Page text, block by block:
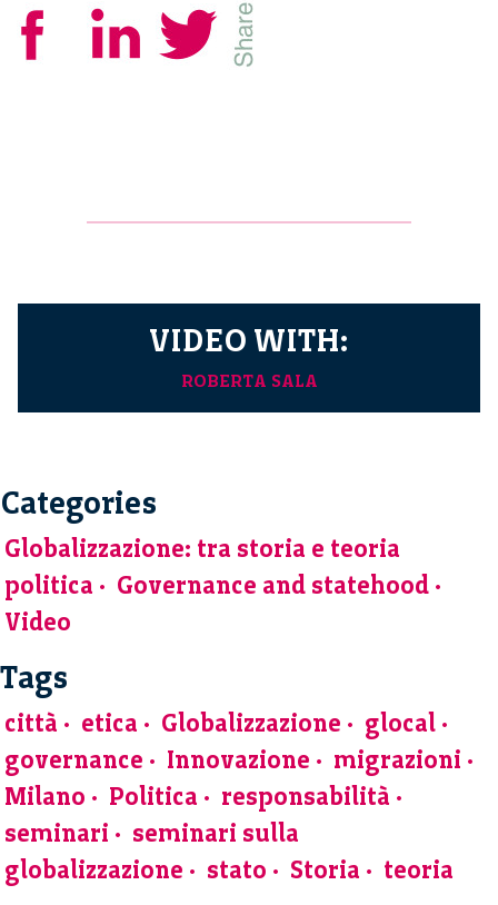
VIDEO WITH:
ROBERTA SALA
Categories
Globalizzazione: tra storia e teoria
politica
Governance and statehood
Video
Tags
città etica Globalizzazione
glocal
governance
Innovazione
migrazioni
Milano
Politica
responsabilità
seminari
seminari sulla
globalizzazione
stato Storia teoria